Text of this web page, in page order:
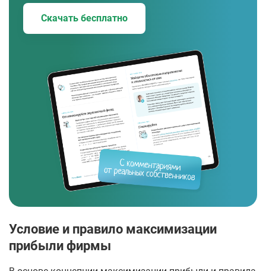
Скачать бесплатно
Условие и правило максимизации
прибыли фирмы